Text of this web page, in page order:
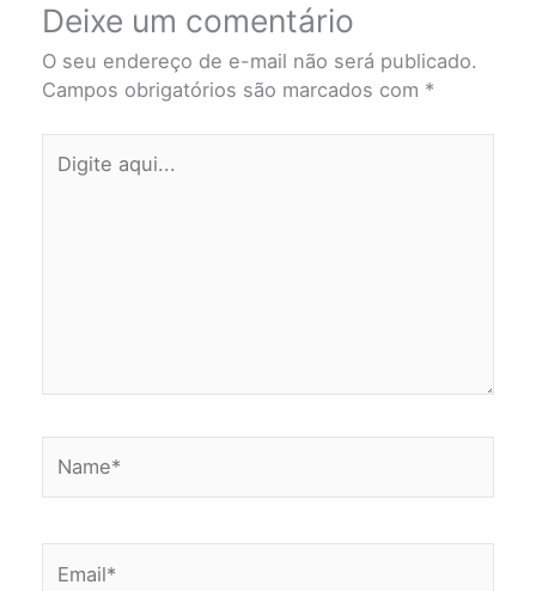
Deixe um comentário
O seu endereço de e-mail não será publicado.
Campos obrigatórios são marcados com *
aqui...